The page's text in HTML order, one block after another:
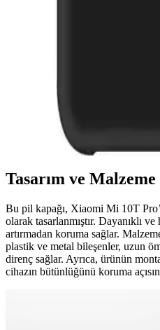
Samsung Galaxy M31 İçin
Samsung Galaxy M31 için
ekran koruyucu setinin özellikleri,
deneyimleri detaylı şekilde
Tasarım ve
Bu pil kapağı, Xiaomi Mi 10T
olarak tasarlanmıştır. Dayanıklı ve
artırmadan koruma sağlar.
plastik ve metal bileşenler, uzun
direnç sağlar. Ayrıca, ürünün
cihazın bütünlüğünü koruma